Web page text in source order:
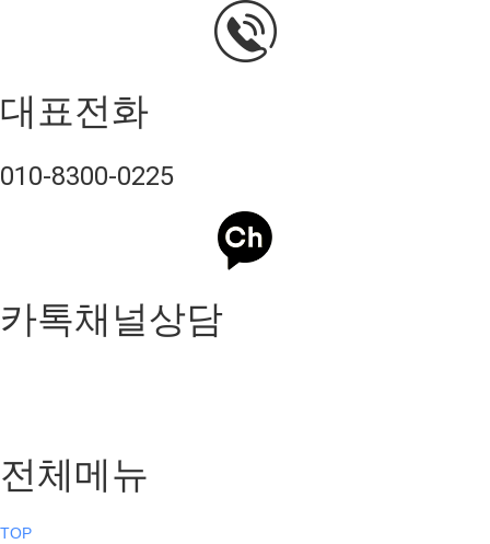
대표전화
010-8300-0225
카톡채널상담
전체메뉴
TOP